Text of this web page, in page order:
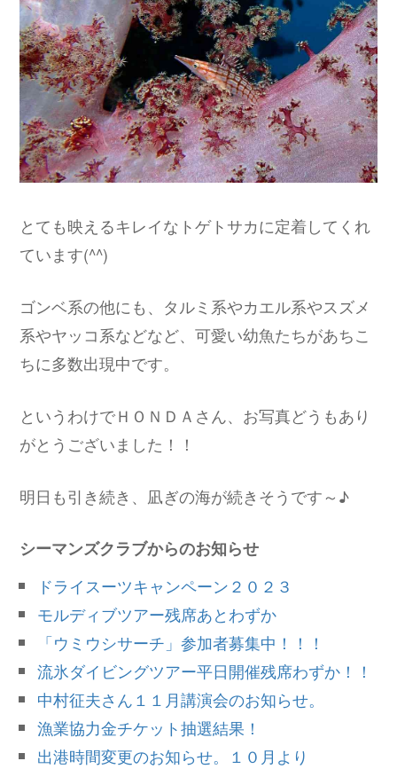
とても映えるキレイなトゲトサカに定着してくれ
ています(^^)
ゴンベ系の他にも、タルミ系やカエル系やスズメ
系やヤッコ系などなど、可愛い幼魚たちがあちこ
ちに多数出現中です。
というわけでＨＯＮＤＡさん、お写真どうもあり
がとうございました！！
明日も引き続き、凪ぎの海が続きそうです～♪
シーマンズクラブからのお知らせ
ドライスーツキャンペーン２０２３
モルディブツアー残席あとわずか
「ウミウシサーチ」参加者募集中！！！
流氷ダイビングツアー平日開催残席わずか！！
中村征夫さん１１月講演会のお知らせ。
漁業協力金チケット抽選結果！
出港時間変更のお知らせ。１０月より